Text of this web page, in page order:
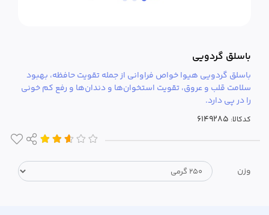
باسلق گردویی
باسلق گردویی هیوا خواص فراوانی از جمله تقویت حافظه، بهبود
سلامت قلب و عروق، تقویت استخوان‌ها و دندان‌ها و رفع کم خونی
را در پی دارد.
کدکالا:
وزن